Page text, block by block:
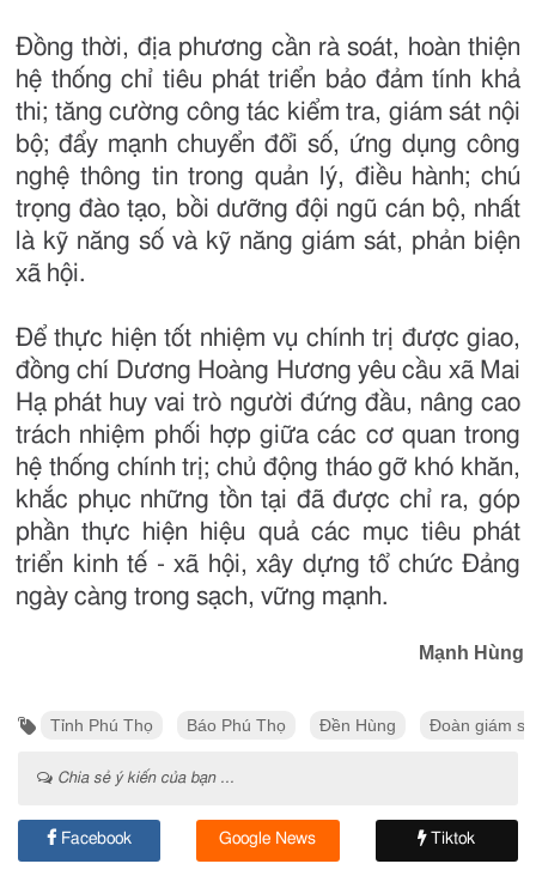
Đồng thời, địa phương cần rà soát, hoàn thiện
hệ thống chỉ tiêu phát triển bảo đảm tính khả
thi; tăng cường công tác kiểm tra, giám sát nội
bộ; đẩy mạnh chuyển đổi số, ứng dụng công
nghệ thông tin trong quản lý, điều hành; chú
trọng đào tạo, bồi dưỡng đội ngũ cán bộ, nhất
là kỹ năng số và kỹ năng giám sát, phản biện
xã hội.
Để thực hiện tốt nhiệm vụ chính trị được giao,
đồng chí Dương Hoàng Hương yêu cầu xã Mai
Hạ phát huy vai trò người đứng đầu, nâng cao
trách nhiệm phối hợp giữa các cơ quan trong
hệ thống chính trị; chủ động tháo gỡ khó khăn,
khắc phục những tồn tại đã được chỉ ra, góp
phần thực hiện hiệu quả các mục tiêu phát
triển kinh tế - xã hội, xây dựng tổ chức Đảng
ngày càng trong sạch, vững mạnh.
Mạnh Hùng
Tỉnh Phú Thọ Báo Phú Thọ Đền Hùng Đoàn giám
Chia sẻ ý kiến của bạn ...
Facebook Google News Tiktok